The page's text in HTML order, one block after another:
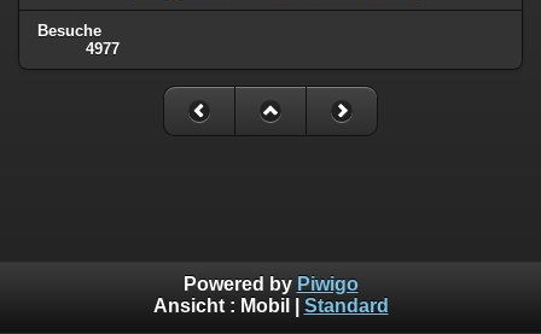
Besuche
4977
Powered by Piwigo
Ansicht : Mobil Standard